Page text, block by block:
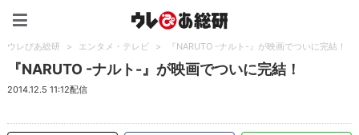
ウレぴあ総研 > エンタメ・テレビ > 『NARUTO -ナルト-』が映画でついに完結！
『NARUTO -ナルト-』が映画でついに完結！
2014.12.5 11:12配信